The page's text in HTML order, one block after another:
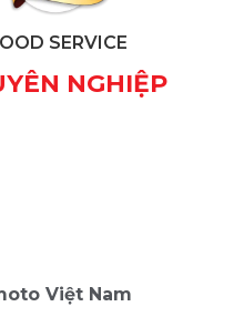
SERVICE
NGHIỆP
Việt Nam